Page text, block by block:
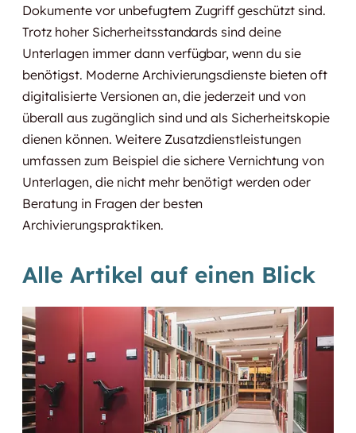
Dokumente vor unbefugtem Zugriff geschützt sind.
Trotz hoher Sicherheitsstandards sind deine
Unterlagen immer dann verfügbar, wenn du sie
benötigst. Moderne Archivierungsdienste bieten oft
digitalisierte Versionen an, die jederzeit und von
überall aus zugänglich sind und als Sicherheitskopie
dienen können. Weitere Zusatzdienstleistungen
umfassen zum Beispiel die sichere Vernichtung von
Unterlagen, die nicht mehr benötigt werden oder
Beratung in Fragen der besten
Archivierungspraktiken.
Alle Artikel auf einen Blick